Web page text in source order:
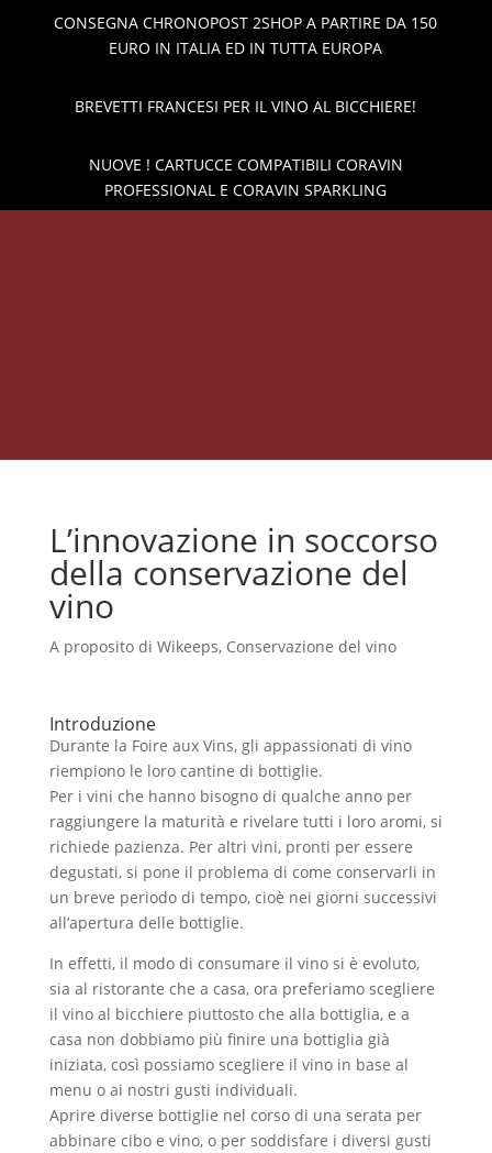
CONSEGNA CHRONOPOST 2SHOP A PARTIRE DA 150
EURO IN ITALIA ED IN TUTTA EUROPA
BREVETTI FRANCESI PER IL VINO AL BICCHIERE!
NUOVE ! CARTUCCE COMPATIBILI CORAVIN
PROFESSIONAL E CORAVIN SPARKLING
L’innovazione in soccorso
della conservazione del
vino
A proposito di Wikeeps, Conservazione del vino
Introduzione
Durante la Foire aux Vins, gli appassionati di vino
riempiono le loro cantine di bottiglie.
Per i vini che hanno bisogno di qualche anno per
raggiungere la maturità e rivelare tutti i loro aromi, si
richiede pazienza. Per altri vini, pronti per essere
degustati, si pone il problema di come conservarli in
un breve periodo di tempo, cioè nei giorni successivi
all’apertura delle bottiglie.
In effetti, il modo di consumare il vino si è evoluto,
sia al ristorante che a casa, ora preferiamo scegliere
il vino al bicchiere piuttosto che alla bottiglia, e a
casa non dobbiamo più finire una bottiglia già
iniziata, così possiamo scegliere il vino in base al
menu o ai nostri gusti individuali.
Aprire diverse bottiglie nel corso di una serata per
abbinare cibo e vino, o per soddisfare i diversi gusti